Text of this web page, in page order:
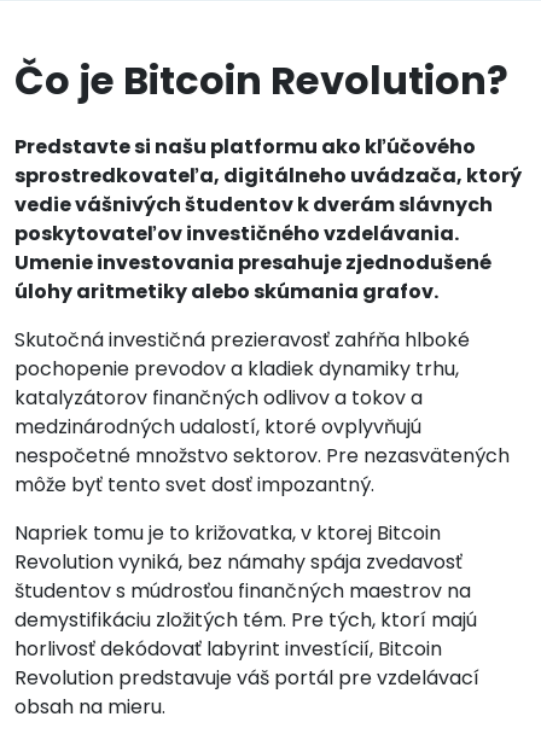
Čo je Bitcoin Revolution?
Predstavte si našu platformu ako kľúčového
sprostredkovateľa, digitálneho uvádzača, ktorý
vedie vášnivých študentov k dverám slávnych
poskytovateľov investičného vzdelávania.
Umenie investovania presahuje zjednodušené
úlohy aritmetiky alebo skúmania grafov.
Skutočná investičná prezieravosť zahŕňa hlboké
pochopenie prevodov a kladiek dynamiky trhu,
katalyzátorov finančných odlivov a tokov a
medzinárodných udalostí, ktoré ovplyvňujú
nespočetné množstvo sektorov. Pre nezasvätených
môže byť tento svet dosť impozantný.
Napriek tomu je to križovatka, v ktorej Bitcoin
Revolution vyniká, bez námahy spája zvedavosť
študentov s múdrosťou finančných maestrov na
demystifikáciu zložitých tém. Pre tých, ktorí majú
horlivosť dekódovať labyrint investícií, Bitcoin
Revolution predstavuje váš portál pre vzdelávací
obsah na mieru.